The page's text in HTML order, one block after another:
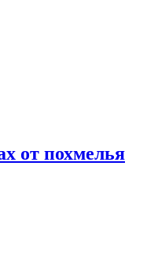
от похмелья